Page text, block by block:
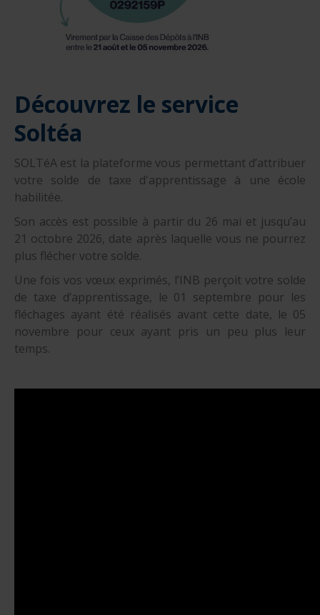
Découvrez le service
Soltéa
SOLTéA est la plateforme vous permettant d’attribuer
votre solde de taxe d'apprentissage à une école
habilitée.
Son accès est possible à partir du 26 mai et jusqu’au
21 octobre 2026, date après laquelle vous ne pourrez
plus flécher votre solde.
Une fois vos vœux exprimés, l’INB perçoit votre solde
de taxe d’apprentissage, le 01 septembre pour les
fléchages ayant été réalisés avant cette date, le 05
novembre pour ceux ayant pris un peu plus leur
temps.